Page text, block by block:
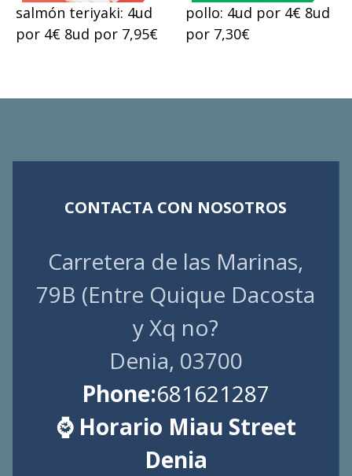
salmón teriyaki: 4ud
por 4€ 8ud por 7,95€
pollo: 4ud por 4€ 8ud
por 7,30€
CONTACTA CON NOSOTROS
Carretera de las Marinas,
79B (Entre Quique Dacosta
y Xq no?
Denia, 03700
Phone:681621287
⌚ Horario Miau Street
Denia